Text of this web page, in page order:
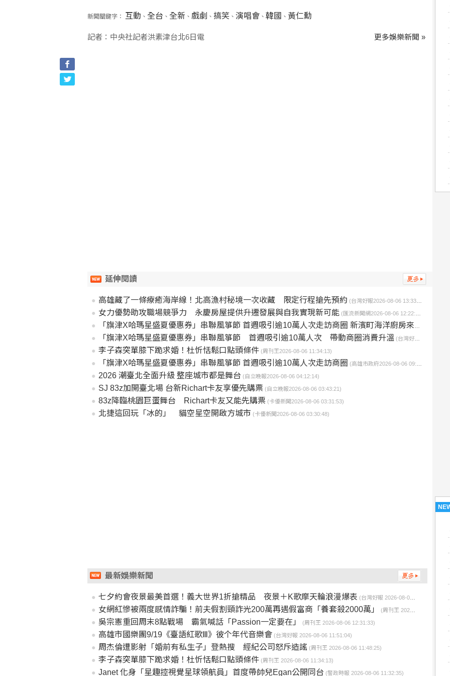
新聞關鍵字： 互動 、 全台 、 全新 、 戲劇 、 搞笑、 演唱會、 韓國 、 黃仁勳
記者：中央社記者洪素津台北6日電 更多娛樂新聞 »
延伸閱讀
高雄藏了一條療癒海岸線！北高漁村秘境一次收藏 限定行程搶先預約 (台灣好報2026-08-06 13:33:57)
女力優勢助攻職場競爭力 永慶房屋提供升遷發展與自我實現新可能 (匯流新聞網2026-08-06 12:22:21)
「旗津X哈瑪星盛夏優惠券」串聯風箏節 首週吸引逾10萬人次走訪商圈 新濱町海洋廚房來客最高增五成 帶動商圈消費升溫
「旗津X哈瑪星盛夏優惠券」串聯風箏節 首週吸引逾10萬人次 帶動商圈消費升溫 (台灣好報2026-08-06 11:41:28)
李子森突單膝下跪求婚！杜忻恬鬆口點頭條件 (周刊王2026-08-06 11:34:13)
「旗津X哈瑪星盛夏優惠券」串聯風箏節 首週吸引逾10萬人次走訪商圈 (高雄市政府2026-08-06 09:44:00)
2026 潮臺北全面升級 整座城市都是舞台 (自立晚報2026-08-06 04:12:14)
SJ 83z加開臺北場 台新Richart卡友享優先購票 (自立晚報2026-08-06 03:43:21)
83z降臨桃園巨蛋舞台 Richart卡友又能先購票 (卡優新聞2026-08-06 03:31:53)
北捷這回玩「冰的」 貓空星空開啟方城市 (卡優新聞2026-08-06 03:30:48)
最新娛樂新聞
七夕約會夜景最美首選！義大世界1折搶精品 夜景＋K歌摩天輪浪漫爆表 (台灣好報 2026-08-06 12:35:33)
女網紅慘被兩度感情詐騙！前夫假割頸詐光200萬再遇假富商「養套殺2000萬」 (周刊王 2026-08-06 12:32:24)
吳宗憲重回周末8點戰場 霸氣喊話「Passion一定要在」 (周刊王 2026-08-06 12:31:33)
高雄市國樂團9/19《臺語紅歌Ⅲ》彼个年代音樂會 (台灣好報 2026-08-06 11:51:04)
周杰倫遭影射「婚前有私生子」登熱搜 經紀公司怒斥造謠 (周刊王 2026-08-06 11:48:25)
李子森突單膝下跪求婚！杜忻恬鬆口點頭條件 (周刊王 2026-08-06 11:34:13)
Janet 化身「星趣控視覺星球領航員」首度帶帥兒Egan公開同台 (警政時報 2026-08-06 11:32:35)